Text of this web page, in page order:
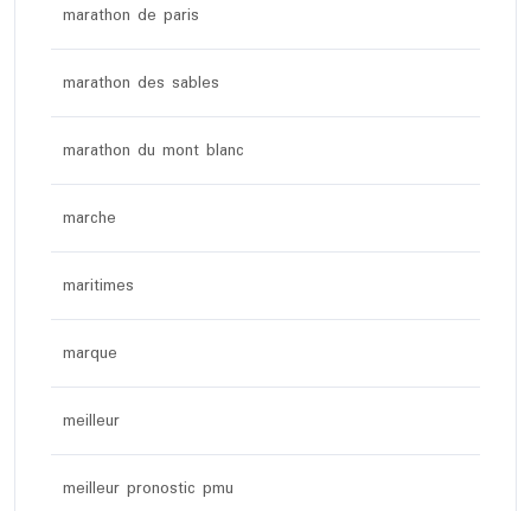
marathon de paris
marathon des sables
marathon du mont blanc
marche
maritimes
marque
meilleur
meilleur pronostic pmu